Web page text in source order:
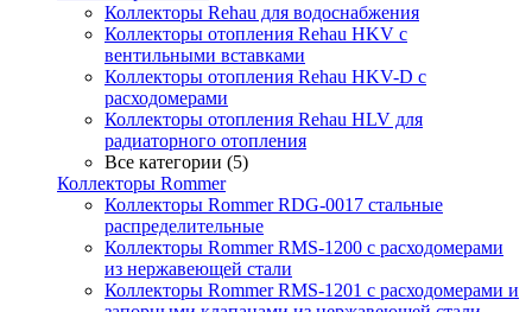
Коллекторы Rehau для водоснабжения
Коллекторы отопления Rehau HKV с
вентильными вставками
Коллекторы отопления Rehau HKV-D с
расходомерами
Коллекторы отопления Rehau HLV для
радиаторного отопления
Все категории (5)
Коллекторы Rommer
Коллекторы Rommer RDG-0017 стальные
распределительные
Коллекторы Rommer RMS-1200 с расходомерами
из нержавеющей стали
Коллекторы Rommer RMS-1201 с расходомерами и